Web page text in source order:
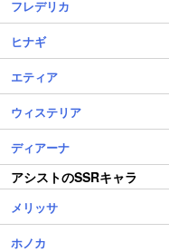
フレデリカ
ヒナギ
エティア
ウィステリア
ディアーナ
アシストのSSRキャラ
メリッサ
ホノカ